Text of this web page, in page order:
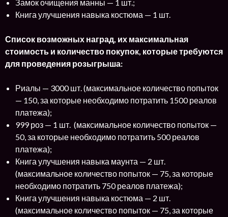
Замок очищения манны — 1 шт.;
Книга улучшения навыка костюма — 1 шт.
Список возможных наград, их максимальная
стоимость и количество покупок, которые требуются
для проведения розыгрыша:
Риалы — 3000 шт. (максимальное количество попыток
— 150, за которые необходимо потратить 1500 реалов
платежа);
999 роз — 1 шт. (максимальное количество попыток —
50, за которые необходимо потратить 500 реалов
платежа);
Книга улучшения навыка маунта — 2 шт.
(максимальное количество попыток — 75, за которые
необходимо потратить 750 реалов платежа);
Книга улучшения навыка костюма — 2 шт.
(максимальное количество попыток — 75, за которые